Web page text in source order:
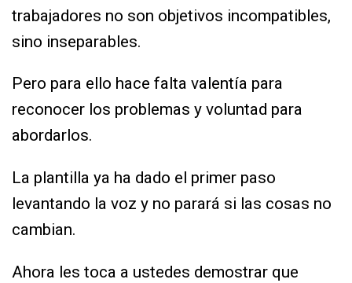
trabajadores no son objetivos incompatibles,
sino inseparables.
Pero para ello hace falta valentía para
reconocer los problemas y voluntad para
abordarlos.
La plantilla ya ha dado el primer paso
levantando la voz y no parará si las cosas no
cambian.
Ahora les toca a ustedes demostrar que